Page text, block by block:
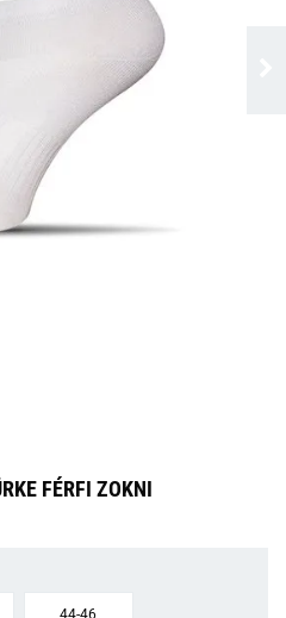
FÉRFI ZOKNI
44-46